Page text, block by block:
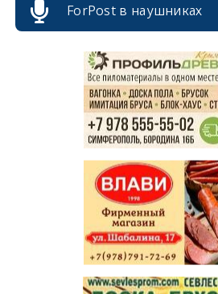
ForPost в наушниках